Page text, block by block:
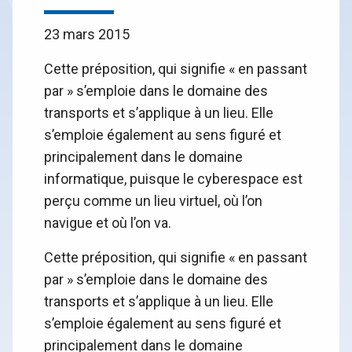
23 mars 2015
Cette préposition, qui signifie « en passant
par » s’emploie dans le domaine des
transports et s’applique à un lieu. Elle
s’emploie également au sens figuré et
principalement dans le domaine
informatique, puisque le cyberespace est
perçu comme un lieu virtuel, où l’on
navigue et où l’on va.
Cette préposition, qui signifie « en passant
par » s’emploie dans le domaine des
transports et s’applique à un lieu. Elle
s’emploie également au sens figuré et
principalement dans le domaine